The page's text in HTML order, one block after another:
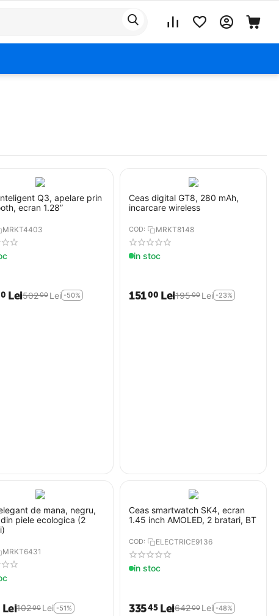
Q3, apelare prin
ecran 1.28”
MRKT4403
Lei50200 Lei -50%
Ceas digital GT8, 280 mAh,
incarcare wireless
COD: MRKT8148
in stoc
15100 Lei19500 Lei -23%
de mana, negru,
piele ecologica (2
MRKT6431
Lei10200 Lei -51%
Ceas smartwatch SK4, ecran
1.45 inch AMOLED, 2 bratari, BT
COD: ELECTRICE9136
in stoc
33545 Lei64200 Lei -48%